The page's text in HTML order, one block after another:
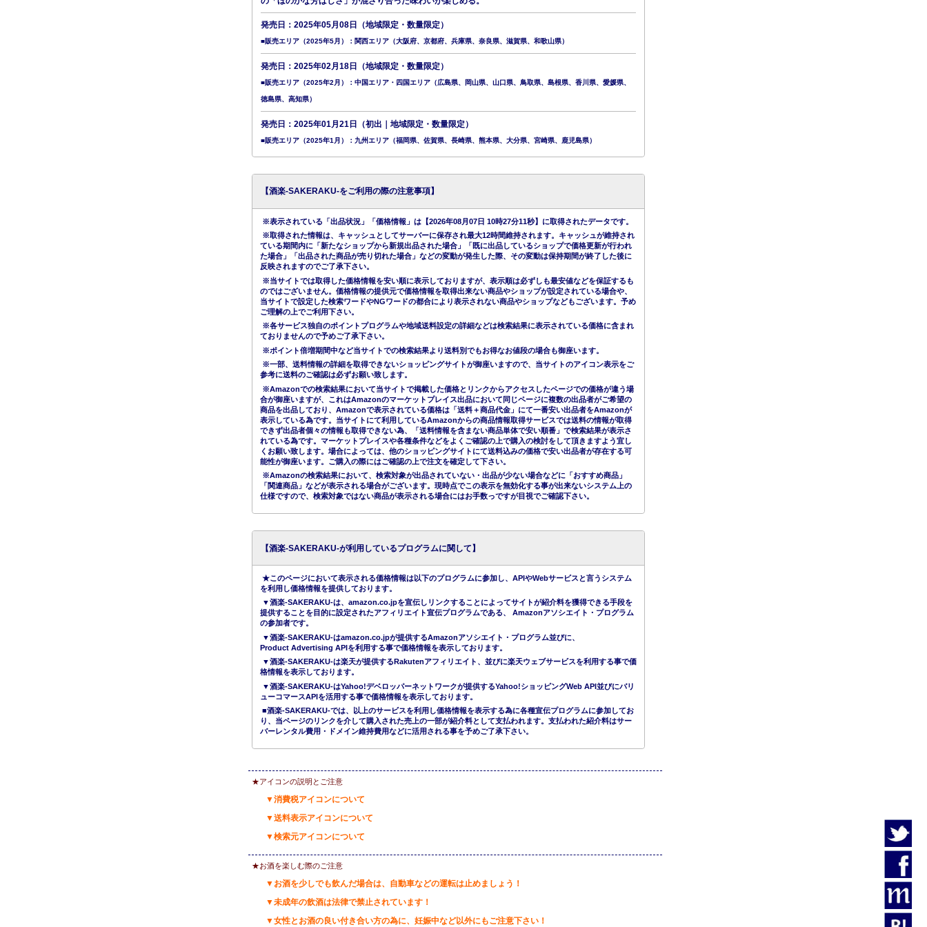
発売日：2025年05月08日（地域限定・数量限定）
■販売エリア（2025年5月）：関西エリア（大阪府、京都府、兵庫県、奈良県、滋賀県、和歌山県）
発売日：2025年02月18日（地域限定・数量限定）
■販売エリア（2025年2月）：中国エリア・四国エリア（広島県、岡山県、山口県、鳥取県、島根県、香川県、愛媛県、
徳島県、高知県）
発売日：2025年01月21日（初出｜地域限定・数量限定）
■販売エリア（2025年1月）：九州エリア（福岡県、佐賀県、長崎県、熊本県、大分県、宮崎県、鹿児島県）
【酒楽-SAKERAKU-をご利用の際の注意事項】
※表示されている「出品状況」「価格情報」は【2026年08月07日 10時27分11秒】に取得されたデータです。
※取得された情報は、キャッシュとしてサーバーに保存され最大12時間維持されます。キャッシュが維持され
ている期間内に「新たなショップから新規出品された場合」「既に出品しているショップで価格更新が行われ
た場合」「出品された商品が売り切れた場合」などの変動が発生した際、その変動は保持期間が終了した後に
反映されますのでご了承下さい。
※当サイトでは取得した価格情報を安い順に表示しておりますが、表示順は必ずしも最安値などを保証するも
のではございません。価格情報の提供元で価格情報を取得出来ない商品やショップが設定されている場合や、
当サイトで設定した検索ワードやNGワードの都合により表示されない商品やショップなどもございます。予め
ご理解の上でご利用下さい。
※各サービス独自のポイントプログラムや地域送料設定の詳細などは検索結果に表示されている価格に含まれ
ておりませんので予めご了承下さい。
※ポイント倍増期間中など当サイトでの検索結果より送料別でもお得なお値段の場合も御座います。
※一部、送料情報の詳細を取得できないショッピングサイトが御座いますので、当サイトのアイコン表示をご
参考に送料のご確認は必ずお願い致します。
※Amazonでの検索結果において当サイトで掲載した価格とリンクからアクセスしたページでの価格が違う場
合が御座いますが、これはAmazonのマーケットプレイス出品において同じページに複数の出品者がご希望の
商品を出品しており、Amazonで表示されている価格は「送料＋商品代金」にて一番安い出品者をAmazonが
表示している為です。当サイトにて利用しているAmazonからの商品情報取得サービスでは送料の情報が取得
できず出品者個々の情報も取得できない為、「送料情報を含まない商品単体で安い順番」で検索結果が表示さ
れている為です。マーケットプレイスや各種条件などをよくご確認の上で購入の検討をして頂きますよう宜し
くお願い致します。場合によっては、他のショッピングサイトにて送料込みの価格で安い出品者が存在する可
能性が御座います。ご購入の際にはご確認の上で注文を確定して下さい。
※Amazonの検索結果において、検索対象が出品されていない・出品が少ない場合などに「おすすめ商品」
「関連商品」などが表示される場合がございます。現時点でこの表示を無効化する事が出来ないシステム上の
仕様ですので、検索対象ではない商品が表示される場合にはお手数っですが目視でご確認下さい。
【酒楽-SAKERAKU-が利用しているプログラムに関して】
★このページにおいて表示される価格情報は以下のプログラムに参加し、APIやWebサービスと言うシステム
を利用し価格情報を提供しております。
▼酒楽-SAKERAKU-は、amazon.co.jpを宣伝しリンクすることによってサイトが紹介料を獲得できる手段を
提供することを目的に設定されたアフィリエイト宣伝プログラムである、 Amazonアソシエイト・プログラム
の参加者です。
▼酒楽-SAKERAKU-はamazon.co.jpが提供するAmazonアソシエイト・プログラム並びに、
Product Advertising APIを利用する事で価格情報を表示しております。
▼酒楽-SAKERAKU-は楽天が提供するRakutenアフィリエイト、並びに楽天ウェブサービスを利用する事で価
格情報を表示しております。
▼酒楽-SAKERAKU-はYahoo!デベロッパーネットワークが提供するYahoo!ショッピングWeb API並びにバリ
ューコマースAPIを活用する事で価格情報を表示しております。
■酒楽-SAKERAKU-では、以上のサービスを利用し価格情報を表示する為に各種宣伝プログラムに参加してお
り、当ページのリンクを介して購入された売上の一部が紹介料として支払われます。支払われた紹介料はサー
バーレンタル費用・ドメイン維持費用などに活用される事を予めご了承下さい。
★アイコンの説明とご注意
▼消費税アイコンについて
▼送料表示アイコンについて
▼検索元アイコンについて
★お酒を楽しむ際のご注意
▼お酒を少しでも飲んだ場合は、自動車などの運転は止めましょう！
▼未成年の飲酒は法律で禁止されています！
▼女性とお酒の良い付き合い方の為に、妊娠中など以外にもご注意下さい！